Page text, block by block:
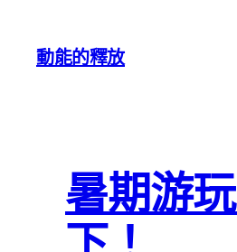
動能的釋放
暑期游